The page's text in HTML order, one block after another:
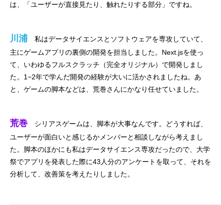
は、「ユーザーが直接見たり、触れたりする部分」ですね。
川浦 私はデータサイエンスとソフトウェアを専攻していて、
主にゲームアプリの裏側の開発を担当しました。Next.jsを使っ
て、いわゆるフルスクラッチ（完全オリジナル）で開発しまし
た。1−2年で学んだ開発の経験が大いに活かされましたね。あ
と、ゲームの脚本などは、荒巻さんにかなり任せていました。
荒巻 シリアスゲームは、脚本が大事なんです。どうすれば、
ユーザーが面白いと感じるかメンバーと相談しながら考えまし
た。脚本のほかにも私はデータサイエンス専攻だったので、大学
祭でアプリを発表した際に43人分のアンケートを取って、それを
分析して、改善策を考えたりしました。